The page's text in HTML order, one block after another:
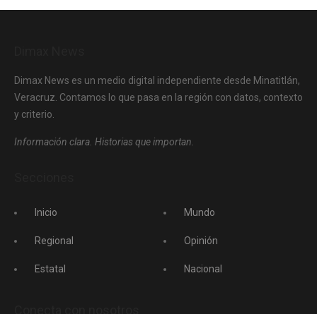
Dimax News es un medio digital independiente desde Minatitlán,
Veracruz. Contamos lo que pasa en la región con datos, contexto
y criterio.
Información clara. Historias que importan.
Inicio
Regional
Estatal
Mundo
Opinión
Nacional